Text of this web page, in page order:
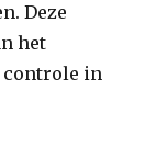
Deze
het
controle in